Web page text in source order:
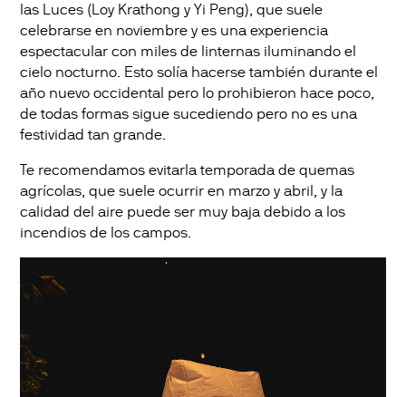
las Luces (Loy Krathong y Yi Peng), que suele
celebrarse en noviembre y es una experiencia
espectacular con miles de linternas iluminando el
cielo nocturno. Esto solía hacerse también durante el
año nuevo occidental pero lo prohibieron hace poco,
de todas formas sigue sucediendo pero no es una
festividad tan grande.
Te recomendamos evitarla temporada de quemas
agrícolas, que suele ocurrir en marzo y abril, y la
calidad del aire puede ser muy baja debido a los
incendios de los campos.